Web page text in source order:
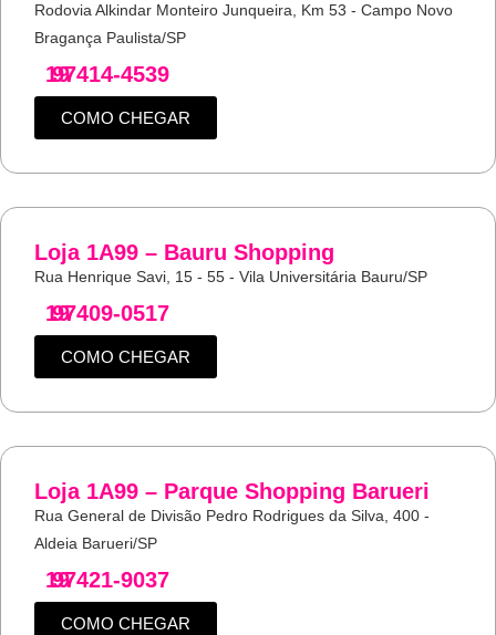
Rodovia Alkindar Monteiro Junqueira, Km 53 - Campo Novo
Bragança Paulista/SP
19
97414-4539
COMO CHEGAR
Loja 1A99 – Bauru Shopping
Rua Henrique Savi, 15 - 55 - Vila Universitária Bauru/SP
19
97409-0517
COMO CHEGAR
Loja 1A99 – Parque Shopping Barueri
Rua General de Divisão Pedro Rodrigues da Silva, 400 -
Aldeia Barueri/SP
19
97421-9037
COMO CHEGAR